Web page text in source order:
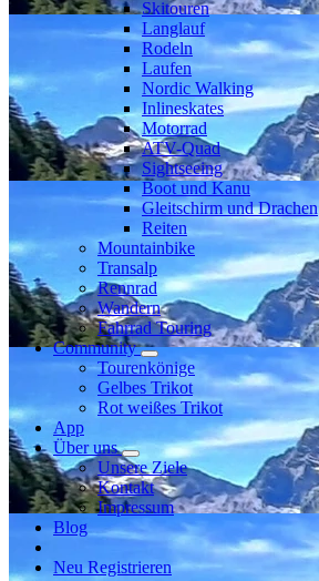
Skitouren
Langlauf
Rodeln
Laufen
Nordic Walking
Inlineskates
Motorrad
ATV-Quad
Sightseeing
Boot und Kanu
Gleitschirm und Drachen
Reiten
Mountainbike
Transalp
Rennrad
Wandern
Fahrrad Touring
Community
Tourenkönige
Gelbes Trikot
Rot weißes Trikot
App
Über uns
Unsere Ziele
Kontakt
Impressum
Blog
Neu Registrieren